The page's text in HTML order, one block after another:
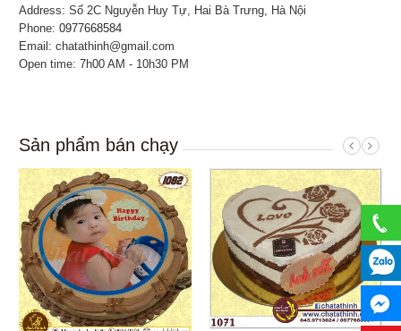
Address: Số 2C Nguyễn Huy Tự, Hai Bà Trưng, Hà Nội
Phone:0977668584
Email: chatathinh@gmail.com
Open time: 7h00 AM - 10h30 PM
Sản phẩm bán chạy